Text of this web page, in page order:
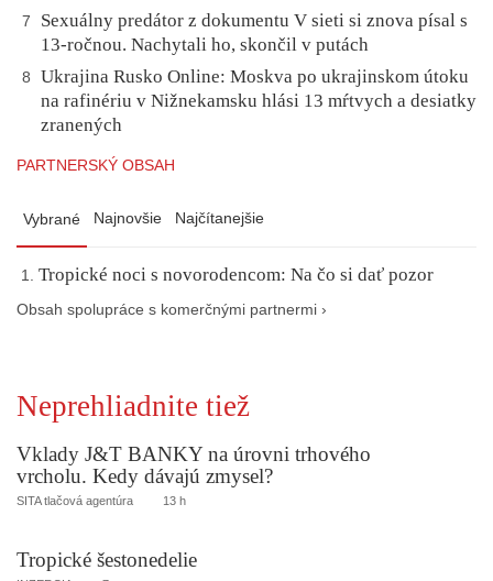
7
Sexuálny predátor z dokumentu V sieti si znova písal s
13-ročnou. Nachytali ho, skončil v putách
8
Ukrajina Rusko Online: Moskva po ukrajinskom útoku
na rafinériu v Nižnekamsku hlási 13 mŕtvych a desiatky
zranených
PARTNERSKÝ OBSAH
Vybrané Najnovšie Najčítanejšie
Tropické noci s novorodencom: Na čo si dať pozor
Obsah spolupráce s komerčnými partnermi ›
Neprehliadnite tiež
Vklady J&T BANKY na úrovni trhového
vrcholu. Kedy dávajú zmysel?
SITA tlačová agentúra 13 h
Tropické šestonedelie